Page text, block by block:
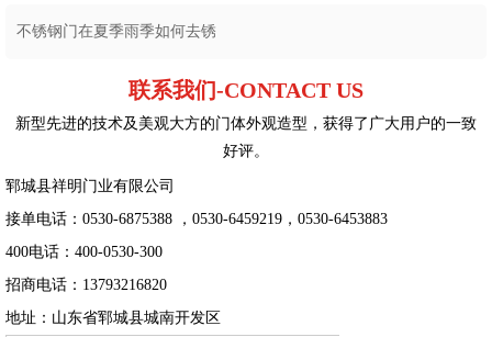
不锈钢门在夏季雨季如何去锈
联系我们-CONTACT US
新型先进的技术及美观大方的门体外观造型，获得了广大用户的一致
好评。
郓城县祥明门业有限公司
接单电话：0530-6875388 ，0530-6459219，0530-6453883
400电话：400-0530-300
招商电话：13793216820
地址：山东省郓城县城南开发区